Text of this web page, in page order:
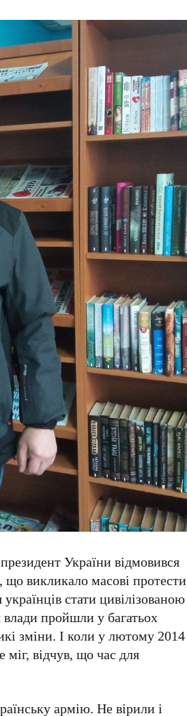
України відмовився
викликало масові протести
стати цивілізованою
пройшли у багатьох
зміни. І коли у лютому 2014
міг, відчув, що час для
армію. Не вірили і